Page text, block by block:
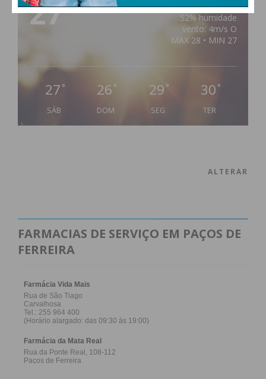
27°
clear sky
52% humidade
vento: 4m/s O
MAX 28 • MIN 27
27 °
SÁB
26 °
DOM
29 °
SEG
30 °
TER
ALTERAR
FARMACIAS DE SERVIÇO EM PAÇOS DE
FERREIRA